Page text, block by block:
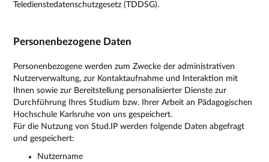
Teledienstedatenschutzgesetz (TDDSG).
Personenbezogene Daten
Personenbezogene werden zum Zwecke der administrativen
Nutzerverwaltung, zur Kontaktaufnahme und Interaktion mit
Ihnen sowie zur Bereitstellung personalisierter Dienste zur
Durchführung Ihres Studium bzw. Ihrer Arbeit an Pädagogischen
Hochschule Karlsruhe von uns gespeichert.
Für die Nutzung von Stud.IP werden folgende Daten abgefragt
und gespeichert:
Nutzername